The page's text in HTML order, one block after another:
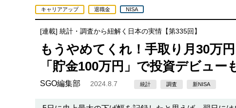
キャリアアップ 退職金 NISA
[連載] 統計・調査から紐解く日本の実情【第335回】
もうやめてくれ！手取り月30万
「貯金100万円」で投資デビュ
SGO編集部 2024.8.7 統計 調査 新NISA